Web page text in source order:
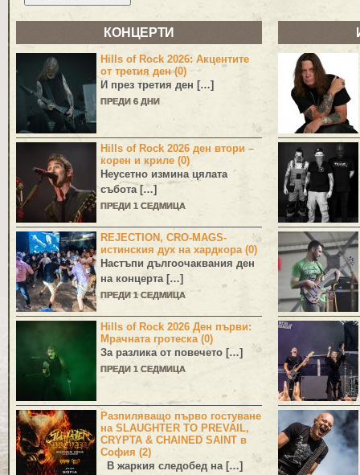
КОНЦЕРТИ
Hills of Rock 2026: Акцентите
от третия ден (0)
И през третия ден […]
ПРЕДИ 6 ДНИ
Hills of Rock 2026 ден втори –
корен и криле (0)
Неусетно измина цялата
събота […]
ПРЕДИ 1 СЕДМИЦА
REJECTION, CRO-MAGS-
истинския дух на хардкора (0)
Настъпи дългоочаквания ден
на концерта […]
ПРЕДИ 1 СЕДМИЦА
Hills of Rock 2026 Ден първи:
Мрачната гротеска (0)
За разлика от повечето […]
ПРЕДИ 1 СЕДМИЦА
Разпиляващо първо гостуване
на SLAUGHTER TO PREVAIL,
CRYPTA & CHAINED SAINT в
София (2)
В жаркия следобед на […]